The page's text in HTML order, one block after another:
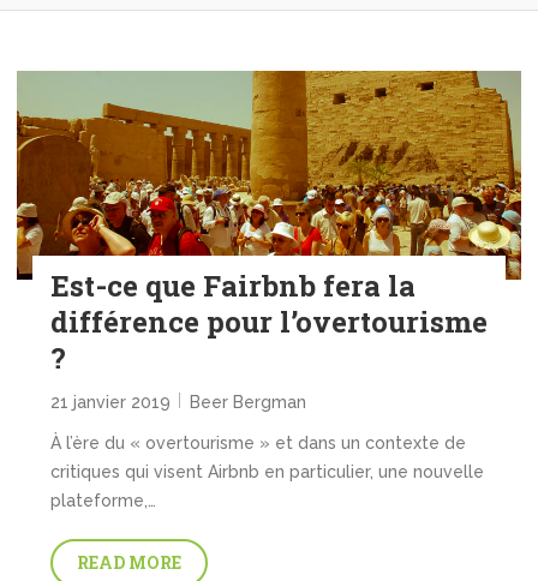
Est-ce que Fairbnb fera la
différence pour l’overtourisme
?
21 janvier 2019 Beer Bergman
À l’ère du « overtourisme » et dans un contexte de
critiques qui visent Airbnb en particulier, une nouvelle
plateforme,…
READ MORE